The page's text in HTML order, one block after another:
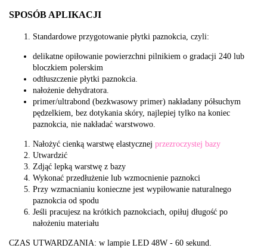
SPOSÓB APLIKACJI
Standardowe przygotowanie płytki paznokcia, czyli:
delikatne opiłowanie powierzchni pilnikiem o gradacji 240 lub
bloczkiem polerskim
odtłuszczenie płytki paznokcia.
nałożenie dehydratora.
primer/ultrabond (bezkwasowy primer) nakładany półsuchym
pędzelkiem, bez dotykania skóry, najlepiej tylko na koniec
paznokcia, nie nakładać warstwowo.
Nałożyć cienką warstwę elastycznej przezroczystej bazy
Utwardzić
Zdjąć lepką warstwę z bazy
Wykonać przedłużenie lub wzmocnienie paznokci
Przy wzmacnianiu konieczne jest wypiłowanie naturalnego
paznokcia od spodu
Jeśli pracujesz na krótkich paznokciach, opiłuj długość po
nałożeniu materiału
CZAS UTWARDZANIA: w lampie LED 48W - 60 sekund.